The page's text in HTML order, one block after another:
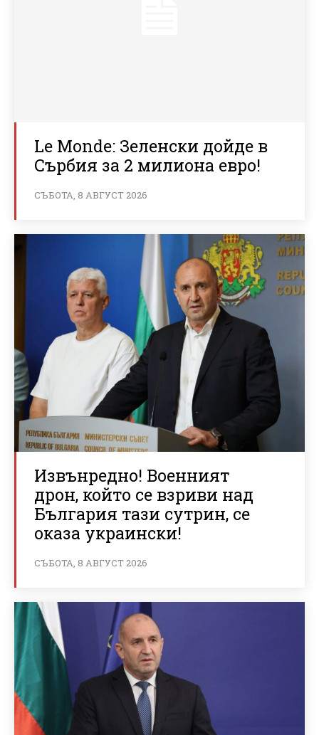
Le Monde: Зеленски дойде в
Сърбия за 2 милиона евро!
СЪБОТА, 8 АВГУСТ 2026
Извънредно! Военният
дрон, който се взриви над
България тази сутрин, се
оказа украински!
СЪБОТА, 8 АВГУСТ 2026